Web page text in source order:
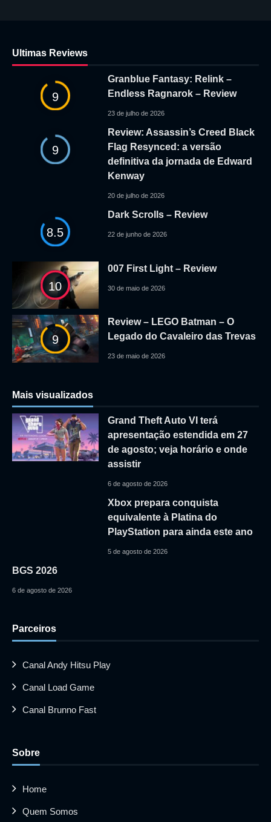
Ultimas Reviews
9
Granblue Fantasy: Relink –
Endless Ragnarok – Review
23 de julho de 2026
9
Review: Assassin’s Creed Black
Flag Resynced: a versão
definitiva da jornada de Edward
Kenway
20 de julho de 2026
8.5
Dark Scrolls – Review
22 de junho de 2026
10
007 First Light – Review
30 de maio de 2026
9
Review – LEGO Batman – O
Legado do Cavaleiro das Trevas
23 de maio de 2026
Mais visualizados
Grand Theft Auto VI terá
apresentação estendida em 27
de agosto; veja horário e onde
assistir
6 de agosto de 2026
Xbox prepara conquista
equivalente à Platina do
PlayStation para ainda este ano
5 de agosto de 2026
BGS 2026
6 de agosto de 2026
Parceiros
Canal Andy Hitsu Play
Canal Load Game
Canal Brunno Fast
Sobre
Home
Quem Somos